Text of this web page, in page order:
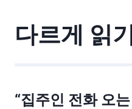
다르게 읽
“집주인 전화 오